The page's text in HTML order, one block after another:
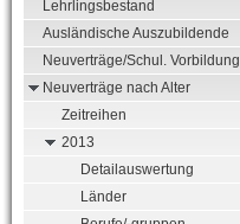
Lehrlingsbestand
Ausländische Auszubildende
Neuverträge/Schul. Vorbildung
Neuverträge nach Alter
Zeitreihen
2013
Detailauswertung
Länder